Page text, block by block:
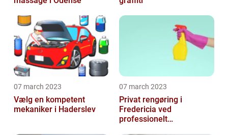
07 march 2023
Vælg en kompetent
mekaniker i Haderslev
07 march 2023
Privat rengøring i
Fredericia ved
professionelt